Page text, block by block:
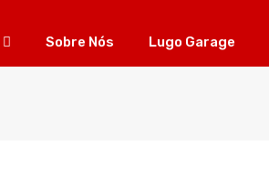
Sobre Nós Lugo Garage